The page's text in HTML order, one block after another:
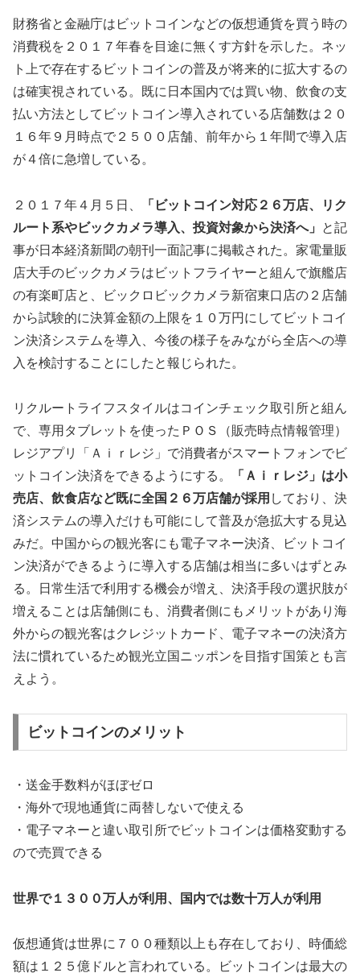
財務省と金融庁はビットコインなどの仮想通貨を買う時の
消費税を２０１７年春を目途に無くす方針を示した。ネッ
ト上で存在するビットコインの普及が将来的に拡大するの
は確実視されている。既に日本国内では買い物、飲食の支
払い方法としてビットコイン導入されている店舗数は２０
１６年９月時点で２５００店舗、前年から１年間で導入店
が４倍に急増している。
２０１７年４月５日、
「ビットコイン対応２６万店、リク
ルート系やビックカメラ導入、投資対象から決済へ」
と記
事が日本経済新聞の朝刊一面記事に掲載された。家電量販
店大手のビックカメラはビットフライヤーと組んで旗艦店
の有楽町店と、ビックロビックカメラ新宿東口店の２店舗
から試験的に決算金額の上限を１０万円にしてビットコイ
ン決済システムを導入、今後の様子をみながら全店への導
入を検討することにしたと報じられた。
リクルートライフスタイルはコインチェック取引所と組ん
で、専用タブレットを使ったＰＯＳ（販売時点情報管理）
レジアプリ「Ａｉｒレジ」で消費者がスマートフォンでビ
ットコイン決済をできるようにする。
「Ａｉｒレジ」は小
売店、飲食店など既に全国２６万店舗が採用 しており、決
済システムの導入だけも可能にして普及が急拡大する見込
みだ。中国からの観光客にも電子マネー決済、ビットコイ
ン決済ができるように導入する店舗は相当に多いはずとみ
る。日常生活で利用する機会が増え、決済手段の選択肢が
増えることは店舗側にも、消費者側にもメリットがあり海
外からの観光客はクレジットカード、電子マネーの決済方
法に慣れているため観光立国ニッポンを目指す国策とも言
えよう。
ビットコインのメリット
・送金手数料がほぼゼロ
・海外で現地通貨に両替しないで使える
・電子マネーと違い取引所でビットコインは価格変動する
ので売買できる
世界で１３００万人が利用、国内では数十万人が利用
仮想通貨は世界に７００種類以上も存在しており、時価総
額は１２５億ドルと言われている。ビットコインは最大の